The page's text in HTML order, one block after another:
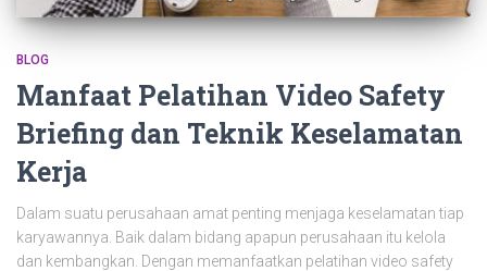
BLOG
Manfaat Pelatihan Video Safety
Briefing dan Teknik Keselamatan
Kerja
Dalam suatu perusahaan amat penting menjaga keselamatan tiap
karyawannya. Baik dalam bidang apapun perusahaan itu kelola
dan kembangkan. Dengan memanfaatkan pelatihan video safety